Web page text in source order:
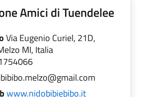
Amici di Tuendelee
Via Eugenio Curiel, 21D,
MI, Italia
www.nidobibiebibo.it